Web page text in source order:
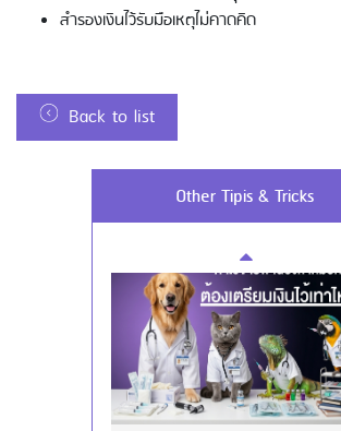
สำรองเงินไว้รับมือเหตุไม่คาดคิด
Back to list
Other Tipis & Tricks
Using AEON Cards - Using your Card